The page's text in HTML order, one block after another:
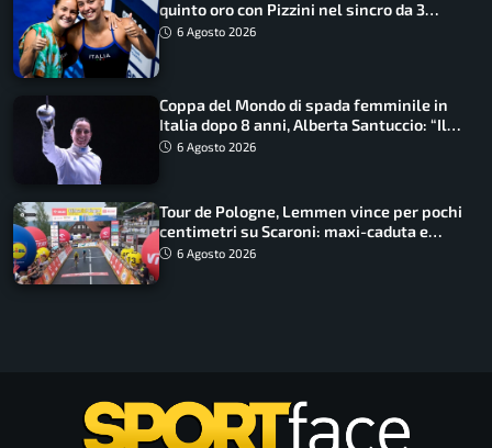
quinto oro con Pizzini nel sincro da 3
metri
6 Agosto 2026
Coppa del Mondo di spada femminile in
Italia dopo 8 anni, Alberta Santuccio: “Il
lavoro dà sempre i suoi frutti”
6 Agosto 2026
Tour de Pologne, Lemmen vince per pochi
centimetri su Scaroni: maxi-caduta e
tappa accorciata
6 Agosto 2026